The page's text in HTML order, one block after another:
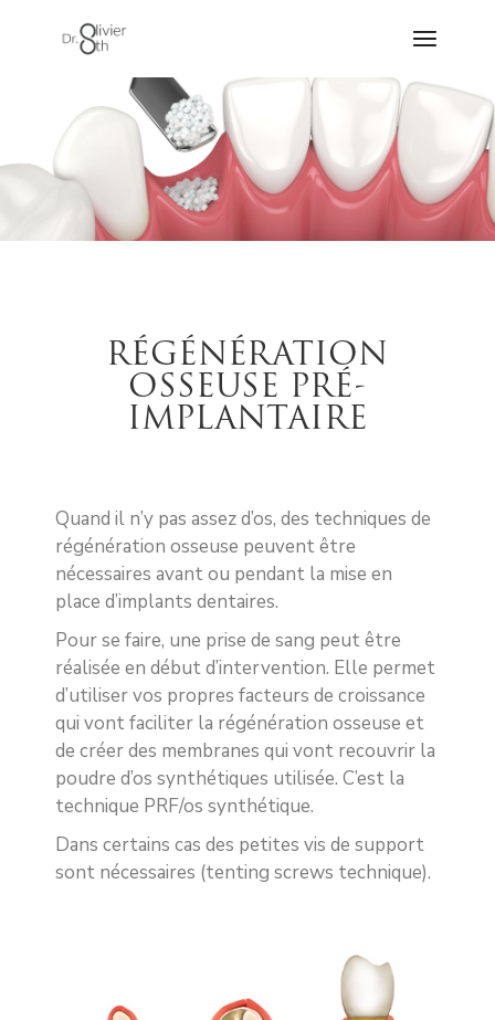
RÉGÉNÉRATION
OSSEUSE PRÉ-
IMPLANTAIRE
Quand il n’y pas assez d’os, des techniques de
régénération osseuse peuvent être
nécessaires avant ou pendant la mise en
place d’implants dentaires.
Pour se faire, une prise de sang peut être
réalisée en début d’intervention. Elle permet
d’utiliser vos propres facteurs de croissance
qui vont faciliter la régénération osseuse et
de créer des membranes qui vont recouvrir la
poudre d’os synthétiques utilisée. C’est la
technique PRF/os synthétique.
Dans certains cas des petites vis de support
sont nécessaires (tenting screws technique).